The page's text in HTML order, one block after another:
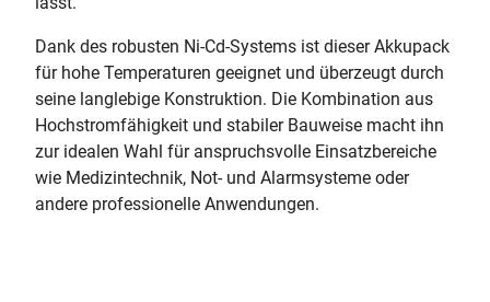
Dank des robusten Ni-Cd-Systems ist dieser Akkupack
für hohe Temperaturen geeignet und überzeugt durch
seine langlebige Konstruktion. Die Kombination aus
Hochstromfähigkeit und stabiler Bauweise macht ihn
zur idealen Wahl für anspruchsvolle Einsatzbereiche
wie Medizintechnik, Not- und Alarmsysteme oder
andere professionelle Anwendungen.